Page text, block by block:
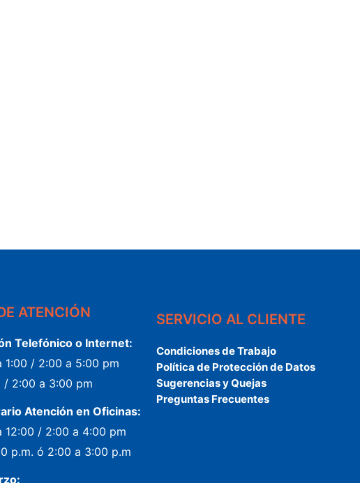
ATENCIÓN
Telefónico o Internet:
1:00 / 2:00 a 5:00 pm
/ 2:00 a 3:00 pm
Atención en Oficinas:
12:00 / 2:00 a 4:00 pm
p.m. ó 2:00 a 3:00 p.m
SERVICIO AL CLIENTE
Condiciones de Trabajo
Política de Protección de Datos
Sugerencias y Quejas
Preguntas Frecuentes